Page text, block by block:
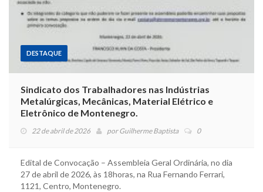
DESTAQUE
Sindicato dos Trabalhadores nas Indústrias
Metalúrgicas, Mecânicas, Material Elétrico e
Eletrônico de Montenegro.
22 de abril de 2026 porGuilherme Baptista 0
Edital de Convocação – Assembleia Geral Ordinária, no dia
27 de abril de 2026, às 18horas, na Rua Fernando Ferrari,
1121, Centro, Montenegro.